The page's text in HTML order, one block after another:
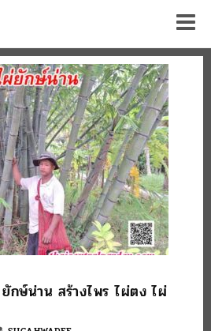
กษ์น่าน สร้างไพร ไผ่ตง ไผ่